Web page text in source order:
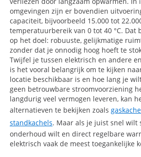
omgevingen zijn er bovendien
capaciteit, bijvoorbeeld 15.000 tot
temperatuurbereik van 0 tot 40 °C. Dat
op het doel: robuuste, gelijkmatige
zonder dat je onnodig hoog hoeft te
Twijfel je tussen elektrisch en andere
is het vooral belangrijk om te kijken
locatie beschikbaar is en hoe lang je
geen betrouwbare stroomvoorziening
langdurig veel vermogen leveren, kan
alternatieven te bekijken zoals
standkachels. Maar als je juist snel wilt
onderhoud wilt en direct regelbare
elektrisch vaak de meest toegankelijke